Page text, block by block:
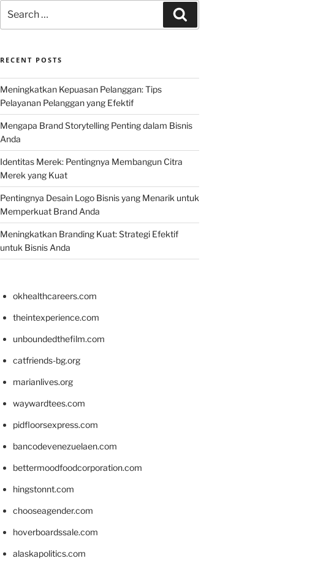
for:
RECENT POSTS
Meningkatkan Kepuasan Pelanggan: Tips
Pelayanan Pelanggan yang Efektif
Mengapa Brand Storytelling Penting dalam Bisnis
Anda
Identitas Merek: Pentingnya Membangun Citra
Merek yang Kuat
Pentingnya Desain Logo Bisnis yang Menarik untuk
Memperkuat Brand Anda
Meningkatkan Branding Kuat: Strategi Efektif
untuk Bisnis Anda
okhealthcareers.com
theintexperience.com
unboundedthefilm.com
catfriends-bg.org
marianlives.org
waywardtees.com
pidfloorsexpress.com
bancodevenezuelaen.com
bettermoodfoodcorporation.com
hingstonnt.com
chooseagender.com
hoverboardssale.com
alaskapolitics.com